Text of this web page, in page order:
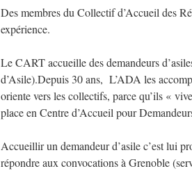
Des membres du Collectif d’Accueil des
expérience.
Le CART accueille des demandeurs
d’Asile).Depuis 30 ans, L’ADA les
oriente vers les collectifs, parce qu’ils «
place en Centre d’Accueil pour
Accueillir un demandeur d’asile c’est lui
répondre aux convocations à Grenoble